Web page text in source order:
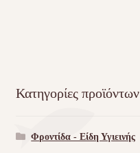
Κατηγορίες προϊόντων
Φροντίδα - Είδη Υγιεινής